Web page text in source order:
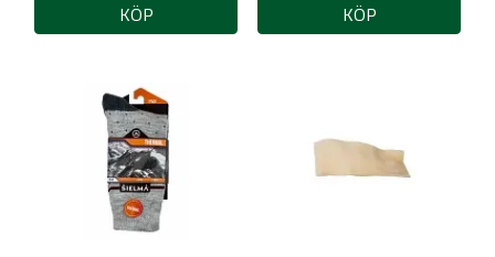
KÖP KÖP